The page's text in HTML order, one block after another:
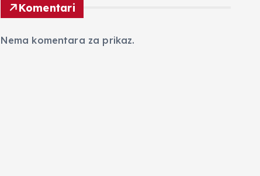
Komentari
Nema komentara za prikaz.